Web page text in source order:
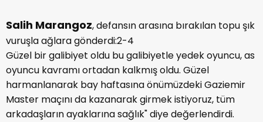
Salih Marangoz, defansın arasına bırakılan topu şık
vuruşla ağlara gönderdi:2-4
Güzel bir galibiyet oldu bu galibiyetle yedek oyuncu, as
oyuncu kavramı ortadan kalkmış oldu. Güzel
harmanlanarak bay haftasına önümüzdeki Gaziemir
Master maçını da kazanarak girmek istiyoruz, tüm
arkadaşların ayaklarına sağlık" diye değerlendirdi.